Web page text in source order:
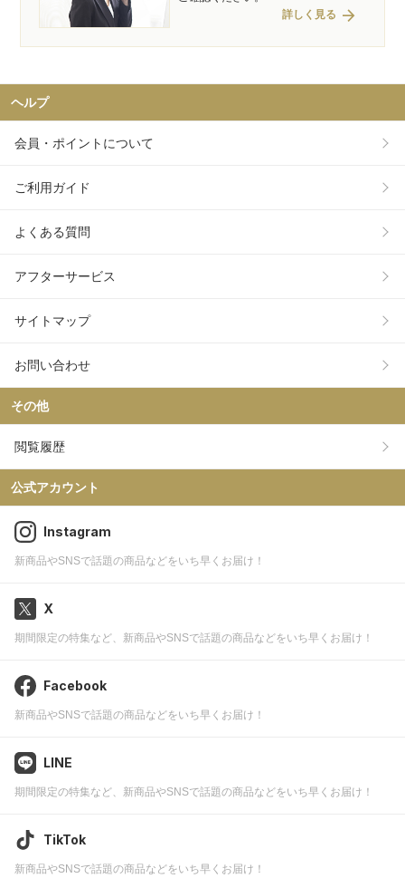
詳しく見る arrow_forward
ヘルプ
会員・ポイントについて
ご利用ガイド
よくある質問
アフターサービス
サイトマップ
お問い合わせ
その他
閲覧履歴
公式アカウント
Instagram
新商品やSNSで話題の商品などをいち早くお届け！
X
期間限定の特集など、新商品やSNSで話題の商品などをいち早くお届け！
Facebook
新商品やSNSで話題の商品などをいち早くお届け！
LINE
期間限定の特集など、新商品やSNSで話題の商品などをいち早くお届け！
TikTok
新商品やSNSで話題の商品などをいち早くお届け！